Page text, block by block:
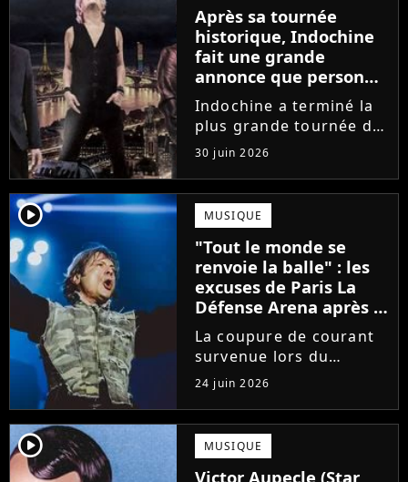
Après sa tournée
historique, Indochine
fait une grande
annonce que personne
n'attendait
Indochine a terminé la
plus grande tournée de
sa carrière en mars
dernier... Mais le groupe
de Nicola Sirkis vient
d'annoncer une ultime
salve de concerts qui
ravit les fans. Trois...
30 juin 2026
player2 MUSIQUE
"Tout le monde se
renvoie la balle" : les
excuses de Paris La
Défense Arena après le
concert interrompu
d'Iron Maiden ne
passent pas
La coupure de courant
survenue lors du
concert d'Iron Maiden à
Paris La Défense Arena
fait les gros titres. Alors
que "tout le monde se
renvoie la balle", la salle
se fend d'un
24 juin 2026
player2 MUSIQUE
Victor Aupecle (Star